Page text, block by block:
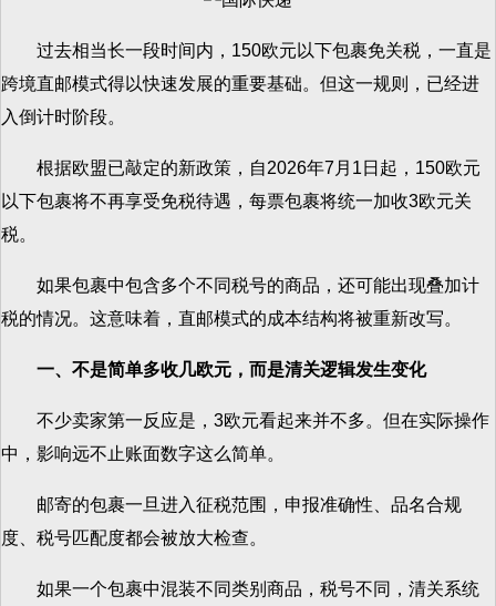
过去相当长一段时间内，150欧元以下包裹免关税，一直是
跨境直邮模式得以快速发展的重要基础。但这一规则，已经进
入倒计时阶段。
根据欧盟已敲定的新政策，自2026年7月1日起，150欧元
以下包裹将不再享受免税待遇，每票包裹将统一加收3欧元关
税。
如果包裹中包含多个不同税号的商品，还可能出现叠加计
税的情况。这意味着，直邮模式的成本结构将被重新改写。
一、不是简单多收几欧元，而是清关逻辑发生变化
不少卖家第一反应是，3欧元看起来并不多。但在实际操作
中，影响远不止账面数字这么简单。
邮寄的包裹一旦进入征税范围，申报准确性、品名合规
度、税号匹配度都会被放大检查。
如果一个包裹中混装不同类别商品，税号不同，清关系统